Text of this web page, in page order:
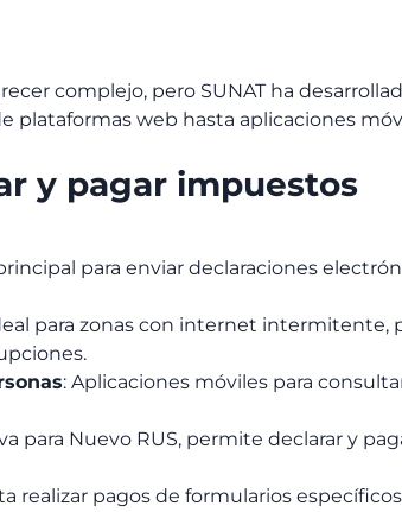
complejo, pero SUNAT ha
plataformas web hasta aplicaciones
y pagar impuestos
para enviar declaraciones
para zonas con internet intermitente,
: Aplicaciones móviles para
para Nuevo RUS, permite declarar y
realizar pagos de formularios